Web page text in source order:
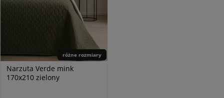
różne rozmiary
Narzuta Verde mink
170x210 zielony